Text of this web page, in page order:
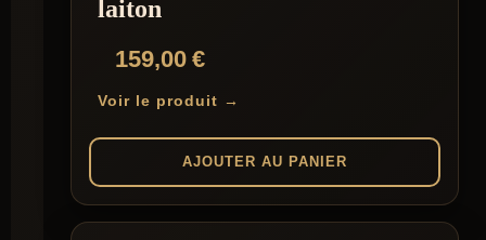
laiton
159,00€
Voir le produit →
AJOUTER AU PANIER